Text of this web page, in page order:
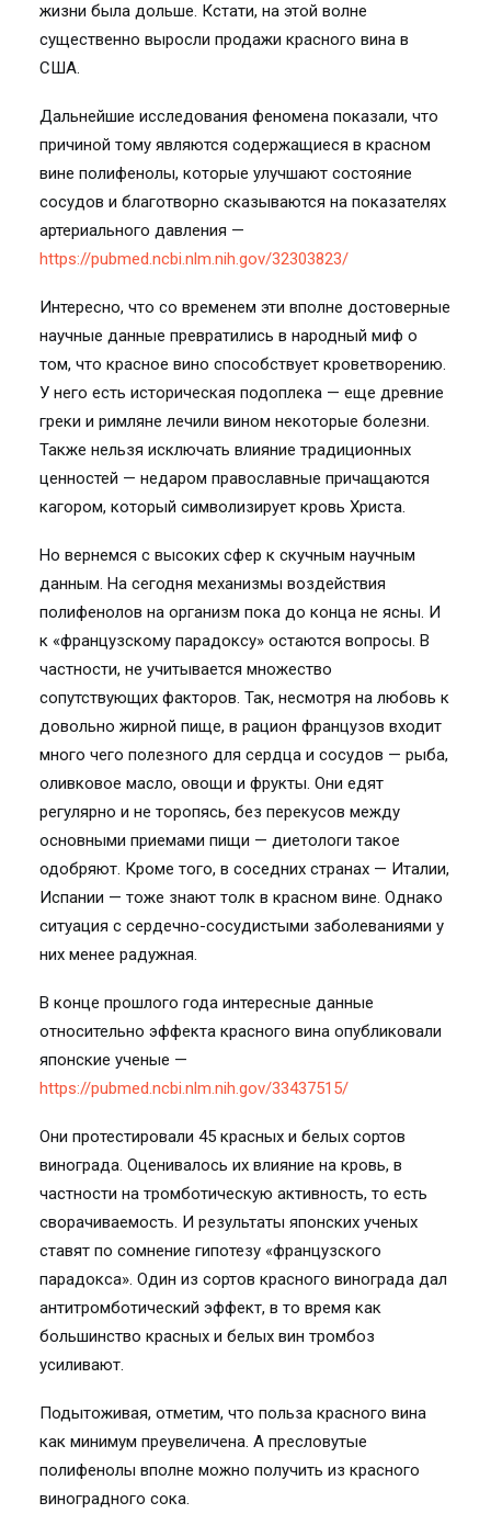
жизни была дольше. Кстати, на этой волне
существенно выросли продажи красного вина в
США.
Дальнейшие исследования феномена показали, что
причиной тому являются содержащиеся в красном
вине полифенолы, которые улучшают состояние
сосудов и благотворно сказываются на показателях
артериального давления —
https://pubmed.ncbi.nlm.nih.gov/32303823/
Интересно, что со временем эти вполне достоверные
научные данные превратились в народный миф о
том, что красное вино способствует кроветворению.
У него есть историческая подоплека — еще древние
греки и римляне лечили вином некоторые болезни.
Также нельзя исключать влияние традиционных
ценностей — недаром православные причащаются
кагором, который символизирует кровь Христа.
Но вернемся с высоких сфер к скучным научным
данным. На сегодня механизмы воздействия
полифенолов на организм пока до конца не ясны. И
к «французскому парадоксу» остаются вопросы. В
частности, не учитывается множество
сопутствующих факторов. Так, несмотря на любовь к
довольно жирной пище, в рацион французов входит
много чего полезного для сердца и сосудов — рыба,
оливковое масло, овощи и фрукты. Они едят
регулярно и не торопясь, без перекусов между
основными приемами пищи — диетологи такое
одобряют. Кроме того, в соседних странах — Италии,
Испании — тоже знают толк в красном вине. Однако
ситуация с сердечно-сосудистыми заболеваниями у
них менее радужная.
В конце прошлого года интересные данные
относительно эффекта красного вина опубликовали
японские ученые —
https://pubmed.ncbi.nlm.nih.gov/33437515/
Они протестировали 45 красных и белых сортов
винограда. Оценивалось их влияние на кровь, в
частности на тромботическую активность, то есть
сворачиваемость. И результаты японских ученых
ставят по сомнение гипотезу «французского
парадокса». Один из сортов красного винограда дал
антитромботический эффект, в то время как
большинство красных и белых вин тромбоз
усиливают.
Подытоживая, отметим, что польза красного вина
как минимум преувеличена. А пресловутые
полифенолы вполне можно получить из красного
виноградного сока.